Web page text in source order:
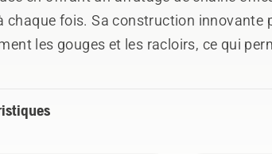
chaque fois. Sa construction innovante
les gouges et les racloirs, ce qui
Les limes peuvent être